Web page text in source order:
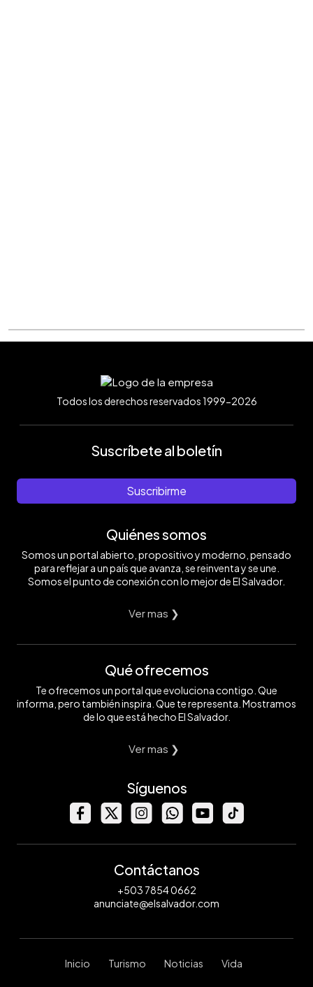
Todos los derechos reservados 1999-2026
Suscríbete al boletín
Suscribirme
Quiénes somos
Somos un portal abierto, propositivo y moderno, pensado
para reflejar a un país que avanza, se reinventa y se une.
Somos el punto de conexión con lo mejor de El Salvador.
Ver mas ❯
Qué ofrecemos
Te ofrecemos un portal que evoluciona contigo. Que
informa, pero también inspira. Que te representa. Mostramos
de lo que está hecho El Salvador.
Ver mas ❯
Síguenos
Contáctanos
+503 7854 0662
anunciate@elsalvador.com
Inicio Turismo Noticias Vida